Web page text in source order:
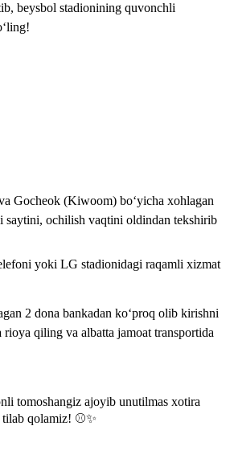
beysbol stadionining quvonchli
Gocheok (Kiwoom) bo‘yicha xohlagan
saytini, ochilish vaqtini oldindan tekshirib
yoki LG stadionidagi raqamli xizmat
2 dona bankadan ko‘proq olib kirishni
rioya qiling va albatta jamoat transportida
tomoshangiz ajoyib unutilmas xotira
qolamiz! ⚾✨